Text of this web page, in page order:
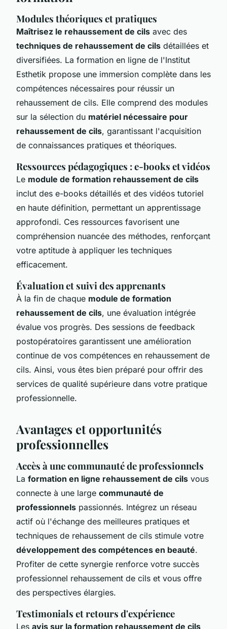
Modules théoriques et pratiques
Maîtrisez le rehaussement de cils avec des
techniques de rehaussement de cils détaillées et
diversifiées. La formation en ligne de l'Institut
Esthetik propose une immersion complète dans les
compétences nécessaires pour réussir un
rehaussement de cils. Elle comprend des modules
sur la sélection du matériel nécessaire pour
rehaussement de cils, garantissant l'acquisition
de connaissances pratiques et théoriques.
Ressources pédagogiques : e-books et vidéos
Le module de formation rehaussement de cils
inclut des e-books détaillés et des vidéos tutoriel
en haute définition, permettant un apprentissage
approfondi. Ces ressources favorisent une
compréhension nuancée des méthodes, renforçant
votre aptitude à appliquer les techniques
efficacement.
Évaluation et suivi des apprenants
À la fin de chaque module de formation
rehaussement de cils, une évaluation intégrée
évalue vos progrès. Des sessions de feedback
postopératoires garantissent une amélioration
continue de vos compétences en rehaussement de
cils. Ainsi, vous êtes bien préparé pour offrir des
services de qualité supérieure dans votre pratique
professionnelle.
Avantages et opportunités
professionnelles
Accès à une communauté de professionnels
La formation en ligne rehaussement de cils vous
connecte à une large communauté de
professionnels passionnés. Intégrez un réseau
actif où l'échange des meilleures pratiques et
techniques de rehaussement de cils stimule votre
développement des compétences en beauté.
Profiter de cette synergie renforce votre succès
professionnel rehaussement de cils et vous offre
des perspectives élargies.
Testimonials et retours d'expérience
Les avis sur la formation rehaussement de cils